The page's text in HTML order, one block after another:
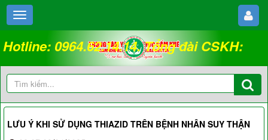
Hotline: 0964.62.14.14. Tổng đài CSKH:
18008262
LƯU Ý KHI SỬ DỤNG THIAZID TRÊN BỆNH NHÂN SUY THẬN